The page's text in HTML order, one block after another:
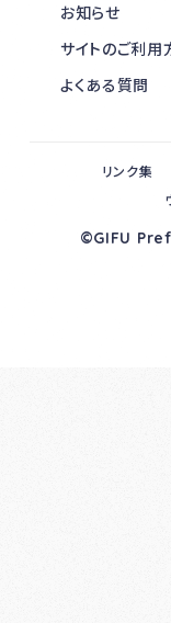
お知らせ
サイトのご利用
よくある質問
©GIFU
リンク集